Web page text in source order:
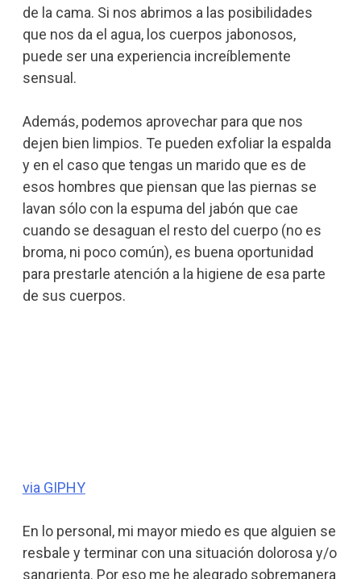
de la cama. Si nos abrimos a las posibilidades
que nos da el agua, los cuerpos jabonosos,
puede ser una experiencia increíblemente
sensual.
Además, podemos aprovechar para que nos
dejen bien limpios. Te pueden exfoliar la espalda
y en el caso que tengas un marido que es de
esos hombres que piensan que las piernas se
lavan sólo con la espuma del jabón que cae
cuando se desaguan el resto del cuerpo (no es
broma, ni poco común), es buena oportunidad
para prestarle atención a la higiene de esa parte
de sus cuerpos.
via GIPHY
En lo personal, mi mayor miedo es que alguien se
resbale y terminar con una situación dolorosa y/o
sangrienta. Por eso me he alegrado sobremanera